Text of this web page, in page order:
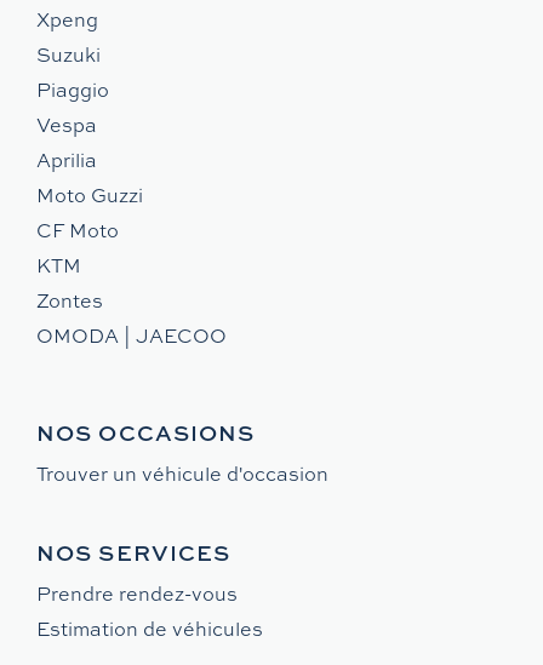
Xpeng
Suzuki
Piaggio
Vespa
Aprilia
Moto Guzzi
CF Moto
KTM
Zontes
OMODA | JAECOO
NOS OCCASIONS
Trouver un véhicule d'occasion
NOS SERVICES
Prendre rendez-vous
Estimation de véhicules